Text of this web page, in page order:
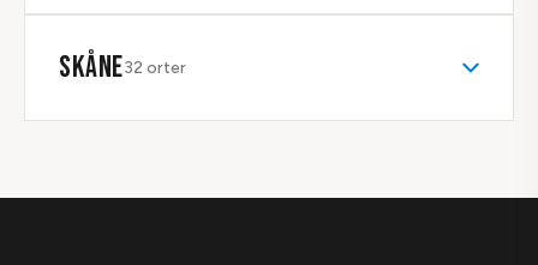
SKÅNE32 orter